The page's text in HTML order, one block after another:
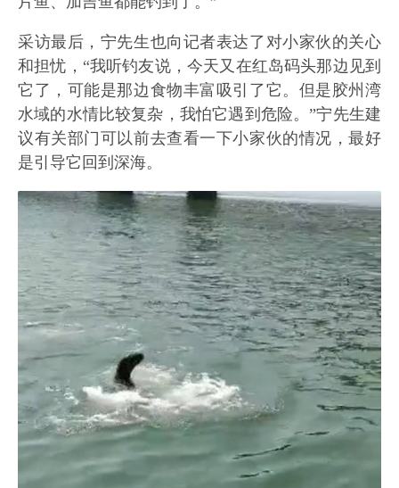
采访最后，宁先生也向记者表达了对小家伙的关心
和担忧，“我听钓友说，今天又在红岛码头那边见到
它了，可能是那边食物丰富吸引了它。但是胶州湾
水域的水情比较复杂，我怕它遇到危险。”宁先生建
议有关部门可以前去查看一下小家伙的情况，最好
是引导它回到深海。